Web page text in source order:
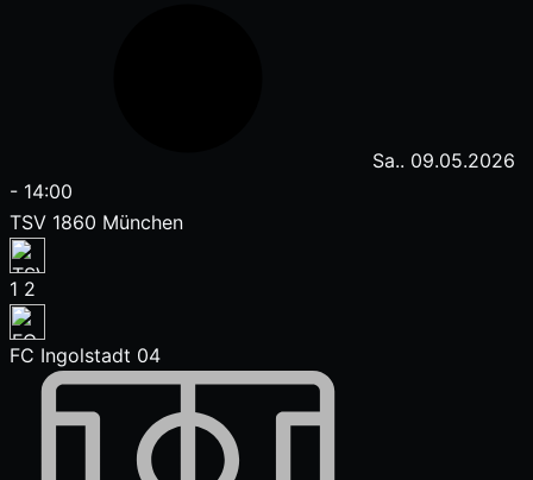
Sa.. 09.05.2026
- 14:00
TSV 1860 München
1 2
FC Ingolstadt 04